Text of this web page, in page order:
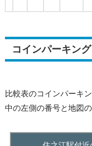
コインパーキン
比較表のコインパーキ
中の左側の番号と地図